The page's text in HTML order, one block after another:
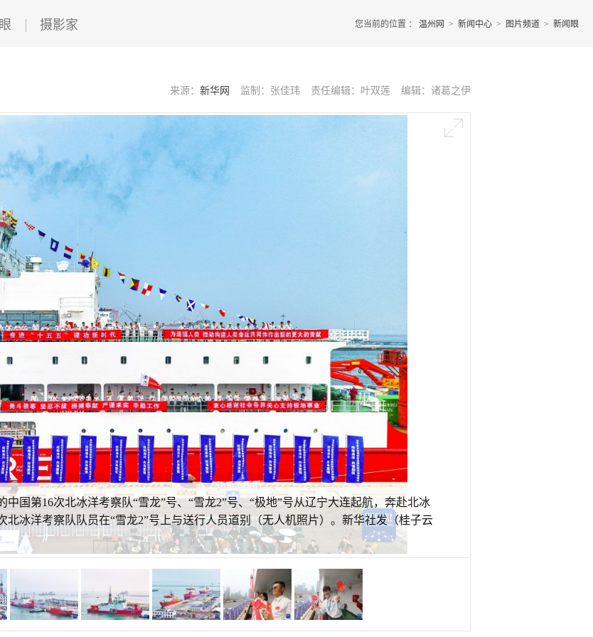
摄影家 您当前的位置 ： 温州网 > 新闻中心 > 图片频道 > 新闻眼
来源： 新华网 监制：张佳玮 责任编辑：叶双莲 编辑：诸葛之伊
中国第16次北冰洋考察队“雪龙”号、“雪龙2”号、“极地”号从辽宁大连起航，奔赴北冰
北冰洋考察队队员在“雪龙2”号上与送行人员道别（无人机照片）。新华社发（桂子云